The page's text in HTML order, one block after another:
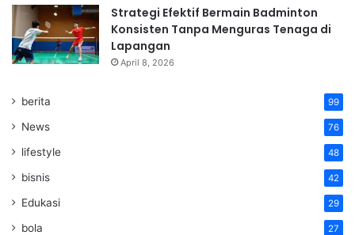
Strategi Efektif Bermain Badminton
Konsisten Tanpa Menguras Tenaga di
Lapangan
April 8, 2026
berita 99
News 76
lifestyle 48
bisnis 42
Edukasi 29
bola 27